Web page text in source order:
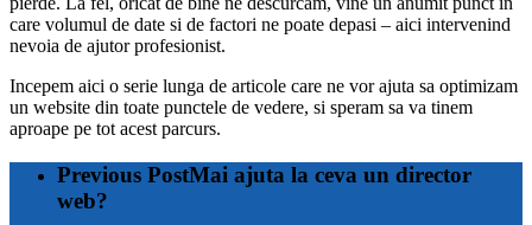
care volumul de date si de factori ne poate depasi – aici intervenind
nevoia de ajutor profesionist.
Incepem aici o serie lunga de articole care ne vor ajuta sa optimizam
un website din toate punctele de vedere, si speram sa va tinem
aproape pe tot acest parcurs.
Previous PostMai ajuta la ceva un director
web?